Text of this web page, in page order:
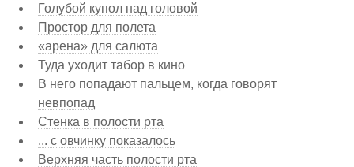
Голубой купол над головой
Простор для полета
«арена» для салюта
Туда уходит табор в кино
В него попадают пальцем, когда говорят
невпопад
Стенка в полости рта
... с овчинку показалось
Верхняя часть полости рта